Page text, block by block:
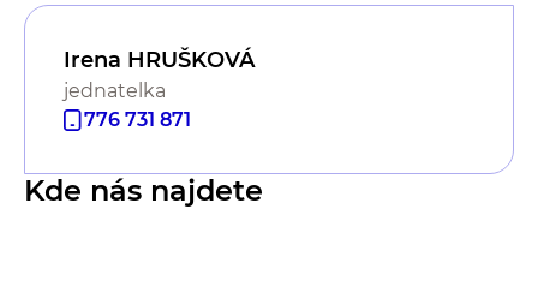
Irena HRUŠKOVÁ
jednatelka
776 731 871
Kde nás najdete